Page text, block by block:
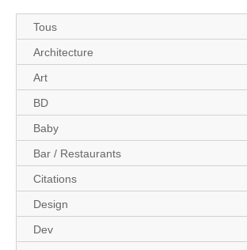
Tous
Architecture
Art
BD
Baby
Bar / Restaurants
Citations
Design
Dev